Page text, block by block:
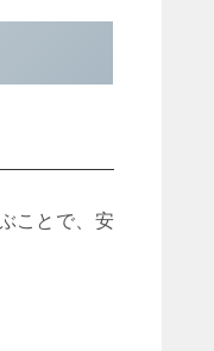
ことで、安